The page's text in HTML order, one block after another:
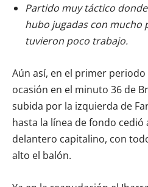
Partido muy táctico
hubo jugadas con mucho
tuvieron poco trabajo.
Aún así, en el primer
ocasión en el minuto 36 de
subida por la izquierda de
hasta la línea de fondo cedió
delantero capitalino, con
alto el balón.